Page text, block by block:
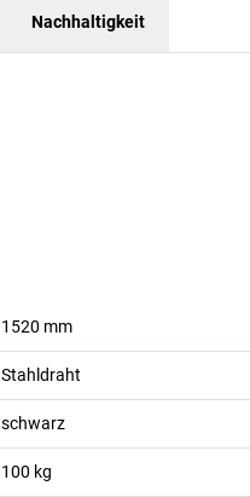
Nachhaltigkeit
1520 mm
Stahldraht
schwarz
100 kg